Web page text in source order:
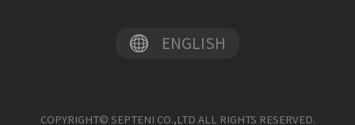
ENGLISH
COPYRIGHT© SEPTENI CO.,LTD ALL RIGHTS RESERVED.